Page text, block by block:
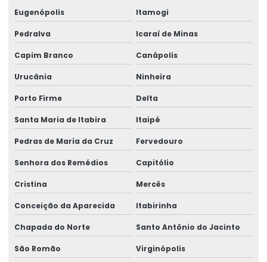
Eugenópolis Itamogi
Pedralva Icaraí de Minas
Capim Branco Canápolis
Urucânia Ninheira
Porto Firme Delta
Santa Maria de Itabira Itaipé
Pedras de Maria da Cruz Fervedouro
Senhora dos Remédios Capitólio
Cristina Mercês
Conceição da Aparecida Itabirinha
Chapada do Norte Santo Antônio do Jacinto
São Romão Virginópolis